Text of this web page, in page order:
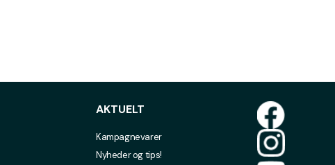
AKTUELT
Kampagnevarer
Nyheder og tips!